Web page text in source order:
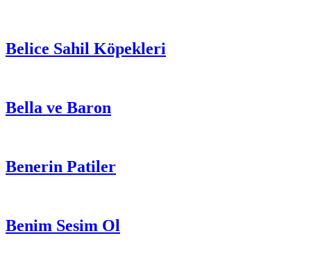
Belice Sahil Köpekleri
Bella ve Baron
Benerin Patiler
Benim Sesim Ol